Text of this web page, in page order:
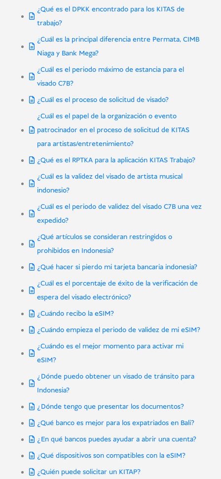
¿Qué es el DPKK encontrado para los KITAS de
trabajo?
¿Cuál es la principal diferencia entre Permata, CIMB
Niaga y Bank Mega?
¿Cuál es el periodo máximo de estancia para el
visado C7B?
¿Cuál es el proceso de solicitud de visado?
¿Cuál es el papel de la organización o evento
patrocinador en el proceso de solicitud de KITAS
para artistas/entretenimiento?
¿Qué es el RPTKA para la aplicación KITAS Trabajo?
¿Cuál es la validez del visado de artista musical
indonesio?
¿Cuál es el periodo de validez del visado C7B una vez
expedido?
¿Qué artículos se consideran restringidos o
prohibidos en Indonesia?
¿Qué hacer si pierdo mi tarjeta bancaria indonesia?
¿Cuál es el porcentaje de éxito de la verificación de
espera del visado electrónico?
¿Cuándo recibo la eSIM?
¿Cuándo empieza el periodo de validez de mi eSIM?
¿Cuándo es el mejor momento para activar mi
eSIM?
¿Dónde puedo obtener un visado de tránsito para
Indonesia?
¿Dónde tengo que presentar los documentos?
¿Qué banco es mejor para los expatriados en Bali?
¿En qué bancos puedes ayudar a abrir una cuenta?
¿Qué dispositivos son compatibles con la eSIM?
¿Quién puede solicitar un KITAP?